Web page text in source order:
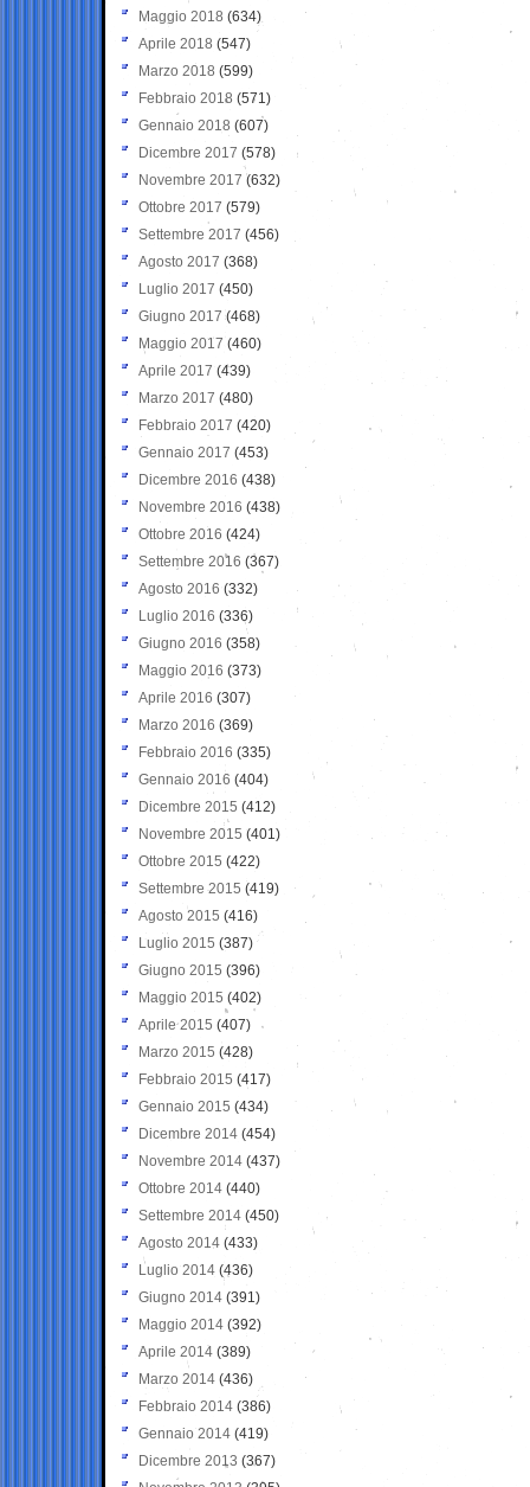
Maggio 2018 (634)
Aprile 2018 (547)
Marzo 2018 (599)
Febbraio 2018 (571)
Gennaio 2018 (607)
Dicembre 2017 (578)
Novembre 2017 (632)
Ottobre 2017 (579)
Settembre 2017 (456)
Agosto 2017 (368)
Luglio 2017 (450)
Giugno 2017 (468)
Maggio 2017 (460)
Aprile 2017 (439)
Marzo 2017 (480)
Febbraio 2017 (420)
Gennaio 2017 (453)
Dicembre 2016 (438)
Novembre 2016 (438)
Ottobre 2016 (424)
Settembre 2016 (367)
Agosto 2016 (332)
Luglio 2016 (336)
Giugno 2016 (358)
Maggio 2016 (373)
Aprile 2016 (307)
Marzo 2016 (369)
Febbraio 2016 (335)
Gennaio 2016 (404)
Dicembre 2015 (412)
Novembre 2015 (401)
Ottobre 2015 (422)
Settembre 2015 (419)
Agosto 2015 (416)
Luglio 2015 (387)
Giugno 2015 (396)
Maggio 2015 (402)
Aprile 2015 (407)
Marzo 2015 (428)
Febbraio 2015 (417)
Gennaio 2015 (434)
Dicembre 2014 (454)
Novembre 2014 (437)
Ottobre 2014 (440)
Settembre 2014 (450)
Agosto 2014 (433)
Luglio 2014 (436)
Giugno 2014 (391)
Maggio 2014 (392)
Aprile 2014 (389)
Marzo 2014 (436)
Febbraio 2014 (386)
Gennaio 2014 (419)
Dicembre 2013 (367)